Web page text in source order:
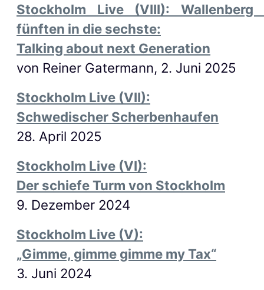
Stockholm Live (VIII):
fünften in die sechste:
Talking about next Generation
von Reiner Gatermann, 2. Juni 2025
Stockholm Live (VII):
Schwedischer Scherbenhaufen
28. April 2025
Stockholm Live (VI):
Der schiefe Turm von Stockholm
9. Dezember 2024
Stockholm Live (V):
„Gimme, gimme gimme my Tax“
3. Juni 2024